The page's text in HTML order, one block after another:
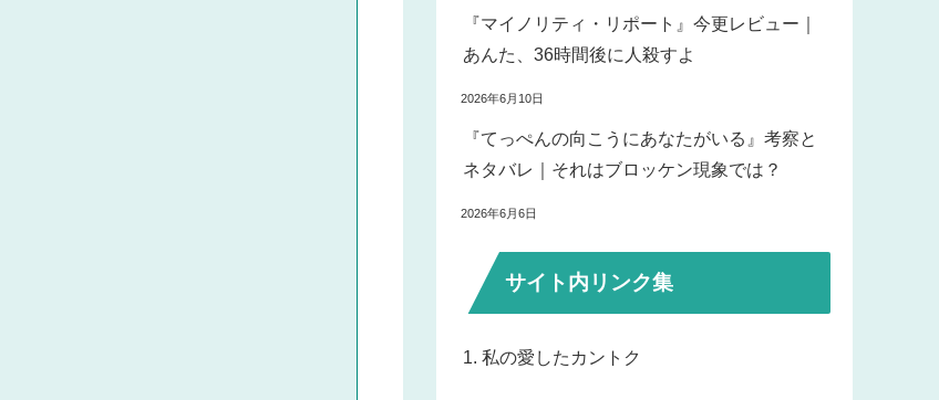
『マイノリティ・リポート』今更レビュー｜
あんた、36時間後に人殺すよ
2026年6月10日
『てっぺんの向こうにあなたがいる』考察と
ネタバレ｜それはブロッケン現象では？
2026年6月6日
サイト内リンク集
1. 私の愛したカントク